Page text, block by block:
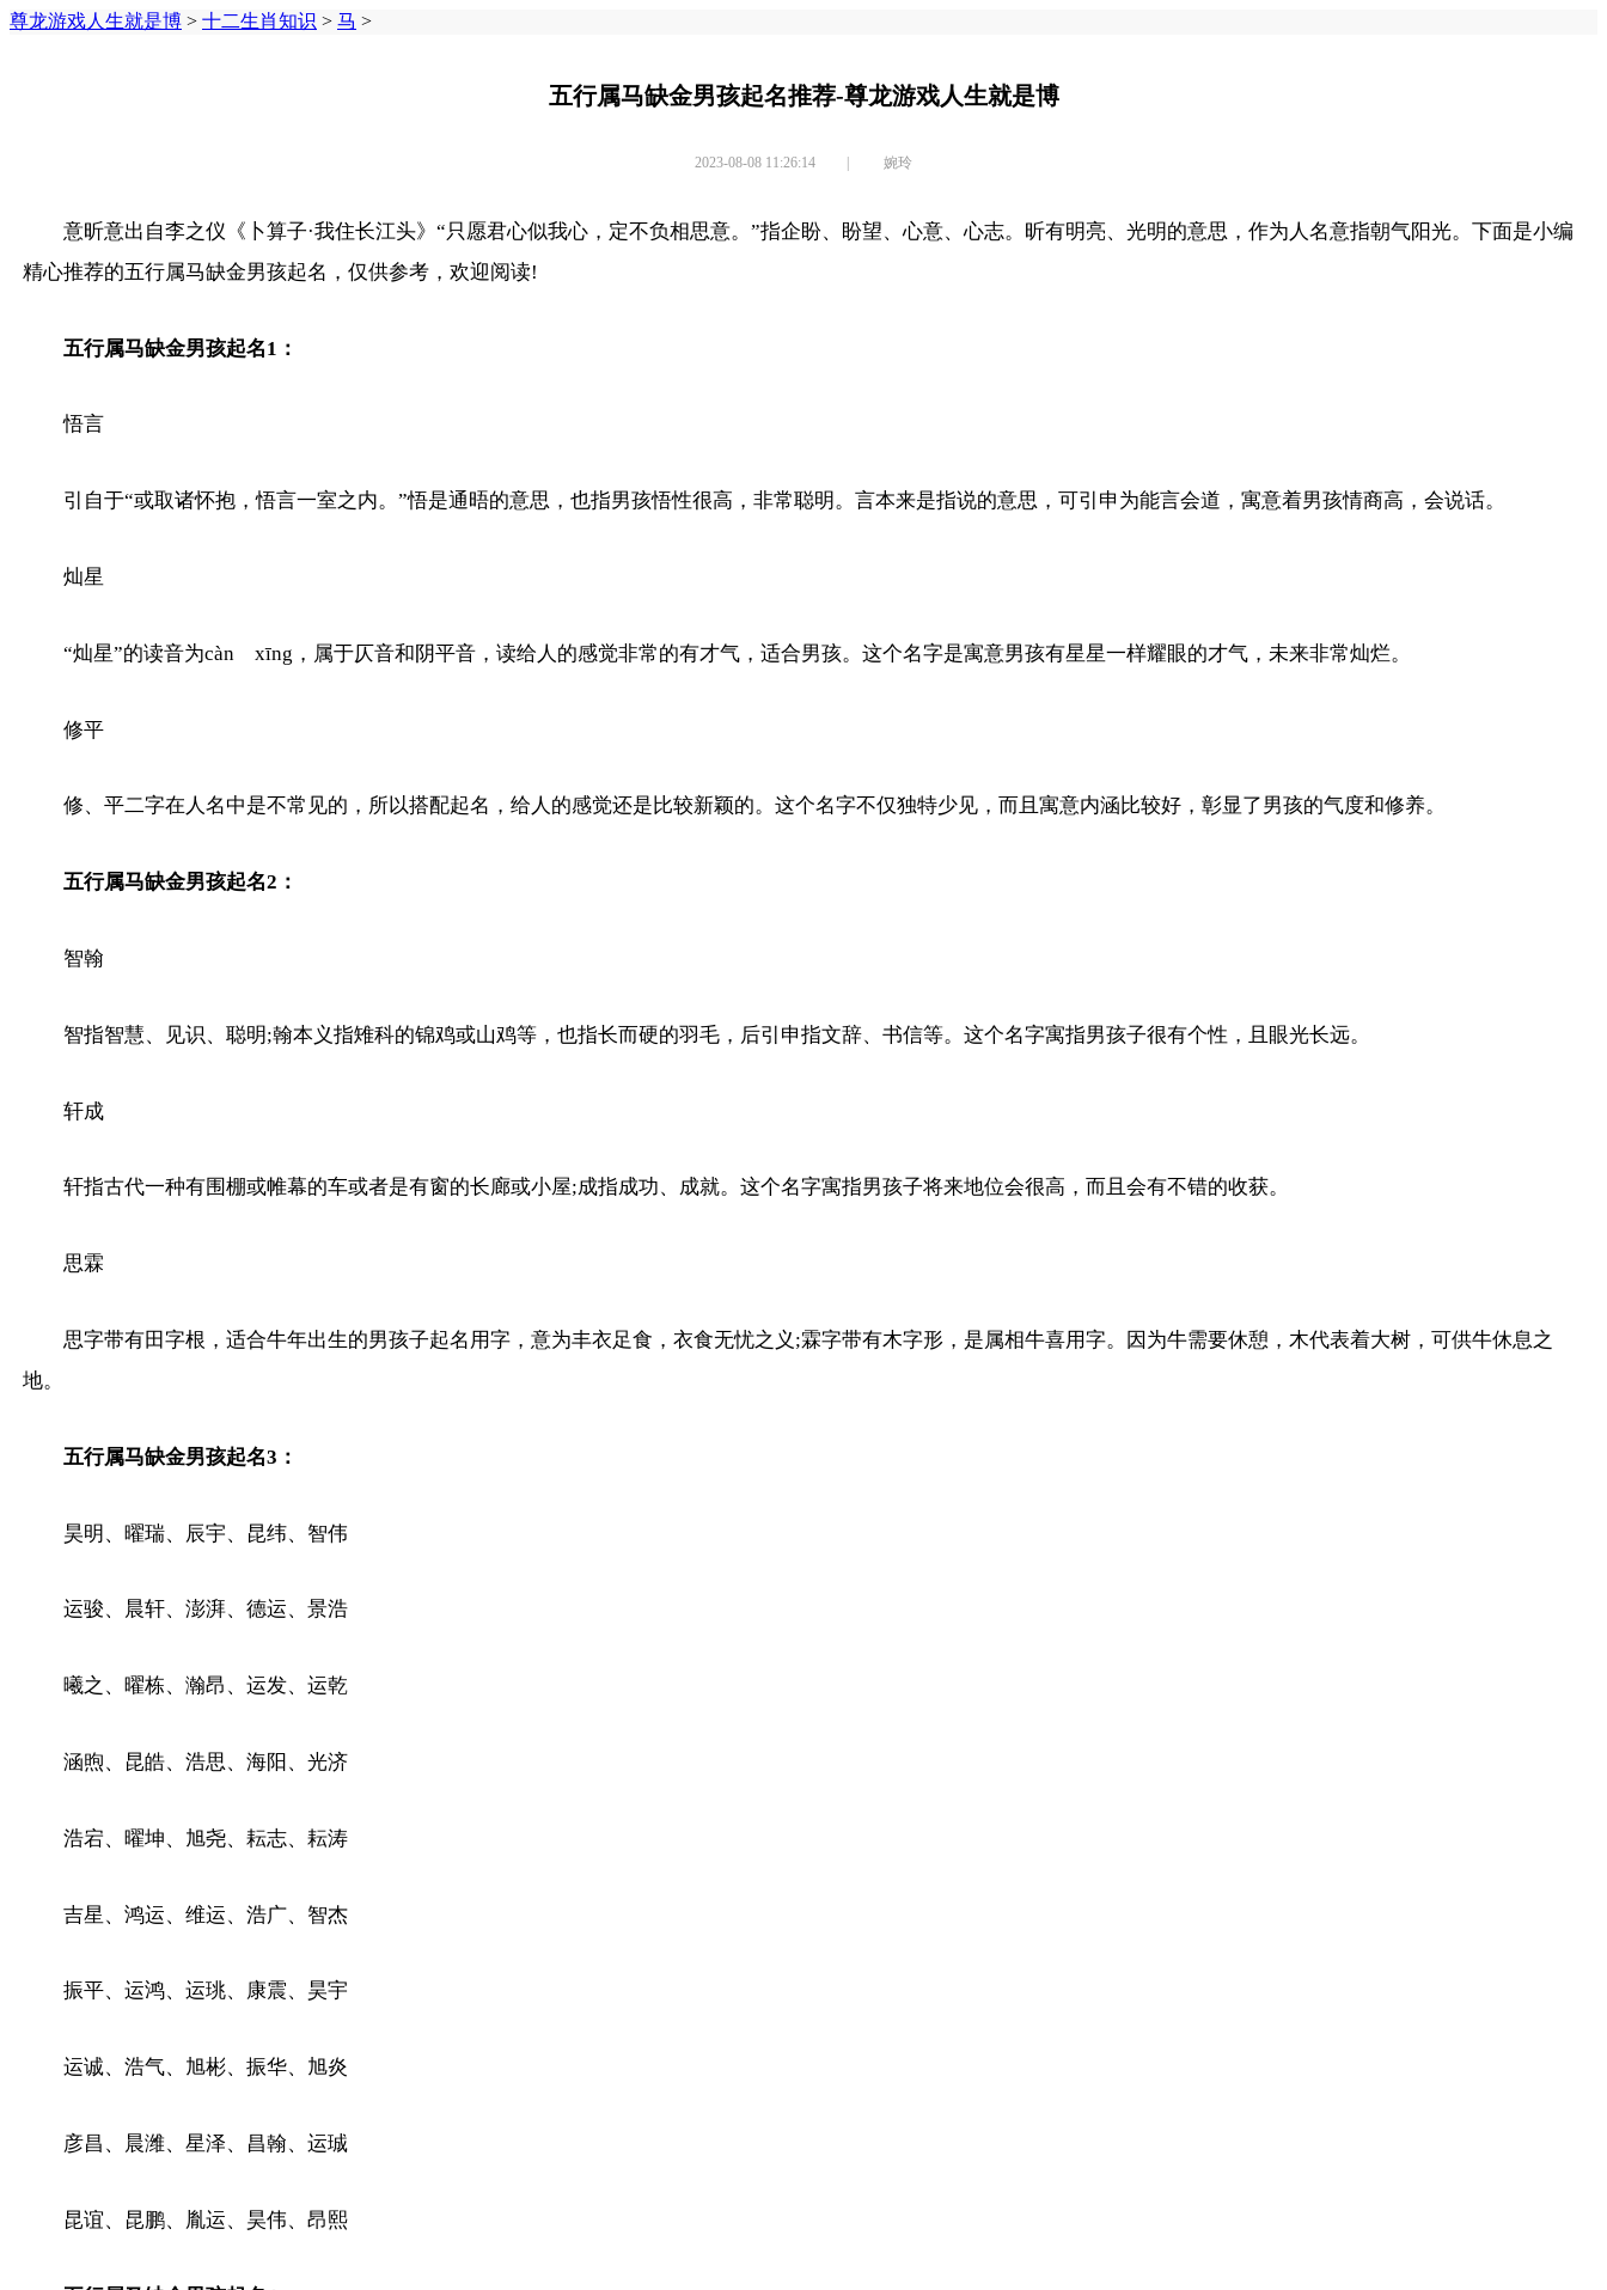
尊龙游戏人生就是博 > 十二生肖知识 > 马 >
五行属马缺金男孩起名推荐-尊龙游戏人生就是博
2023-08-08 11:26:14 | 婉玲
意昕意出自李之仪《卜算子·我住长江头》“只愿君心似我心，定不负相思意。”指企盼、盼望、心意、心志。昕有明亮、光明的意思，作为人名意指朝气阳光。下面是小编
精心推荐的五行属马缺金男孩起名，仅供参考，欢迎阅读!
五行属马缺金男孩起名1：
悟言
引自于“或取诸怀抱，悟言一室之内。”悟是通晤的意思，也指男孩悟性很高，非常聪明。言本来是指说的意思，可引申为能言会道，寓意着男孩情商高，会说话。
灿星
“灿星”的读音为càn xīng，属于仄音和阴平音，读给人的感觉非常的有才气，适合男孩。这个名字是寓意男孩有星星一样耀眼的才气，未来非常灿烂。
修平
修、平二字在人名中是不常见的，所以搭配起名，给人的感觉还是比较新颖的。这个名字不仅独特少见，而且寓意内涵比较好，彰显了男孩的气度和修养。
五行属马缺金男孩起名2：
智翰
智指智慧、见识、聪明;翰本义指雉科的锦鸡或山鸡等，也指长而硬的羽毛，后引申指文辞、书信等。这个名字寓指男孩子很有个性，且眼光长远。
轩成
轩指古代一种有围棚或帷幕的车或者是有窗的长廊或小屋;成指成功、成就。这个名字寓指男孩子将来地位会很高，而且会有不错的收获。
思霖
思字带有田字根，适合牛年出生的男孩子起名用字，意为丰衣足食，衣食无忧之义;霖字带有木字形，是属相牛喜用字。因为牛需要休憩，木代表着大树，可供牛休息之
地。
五行属马缺金男孩起名3：
昊明、曜瑞、辰宇、昆纬、智伟
运骏、晨轩、澎湃、德运、景浩
曦之、曜栋、瀚昂、运发、运乾
涵煦、昆皓、浩思、海阳、光济
浩宕、曜坤、旭尧、耘志、耘涛
吉星、鸿运、维运、浩广、智杰
振平、运鸿、运珧、康震、昊宇
运诚、浩气、旭彬、振华、旭炎
彦昌、晨潍、星泽、昌翰、运珹
昆谊、昆鹏、胤运、昊伟、昂熙